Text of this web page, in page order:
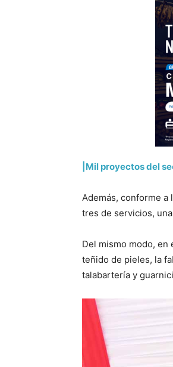
|Mil proyectos del
Además, conforme a
tres de servicios,
Del mismo modo,
teñido de pieles, la
talabartería y